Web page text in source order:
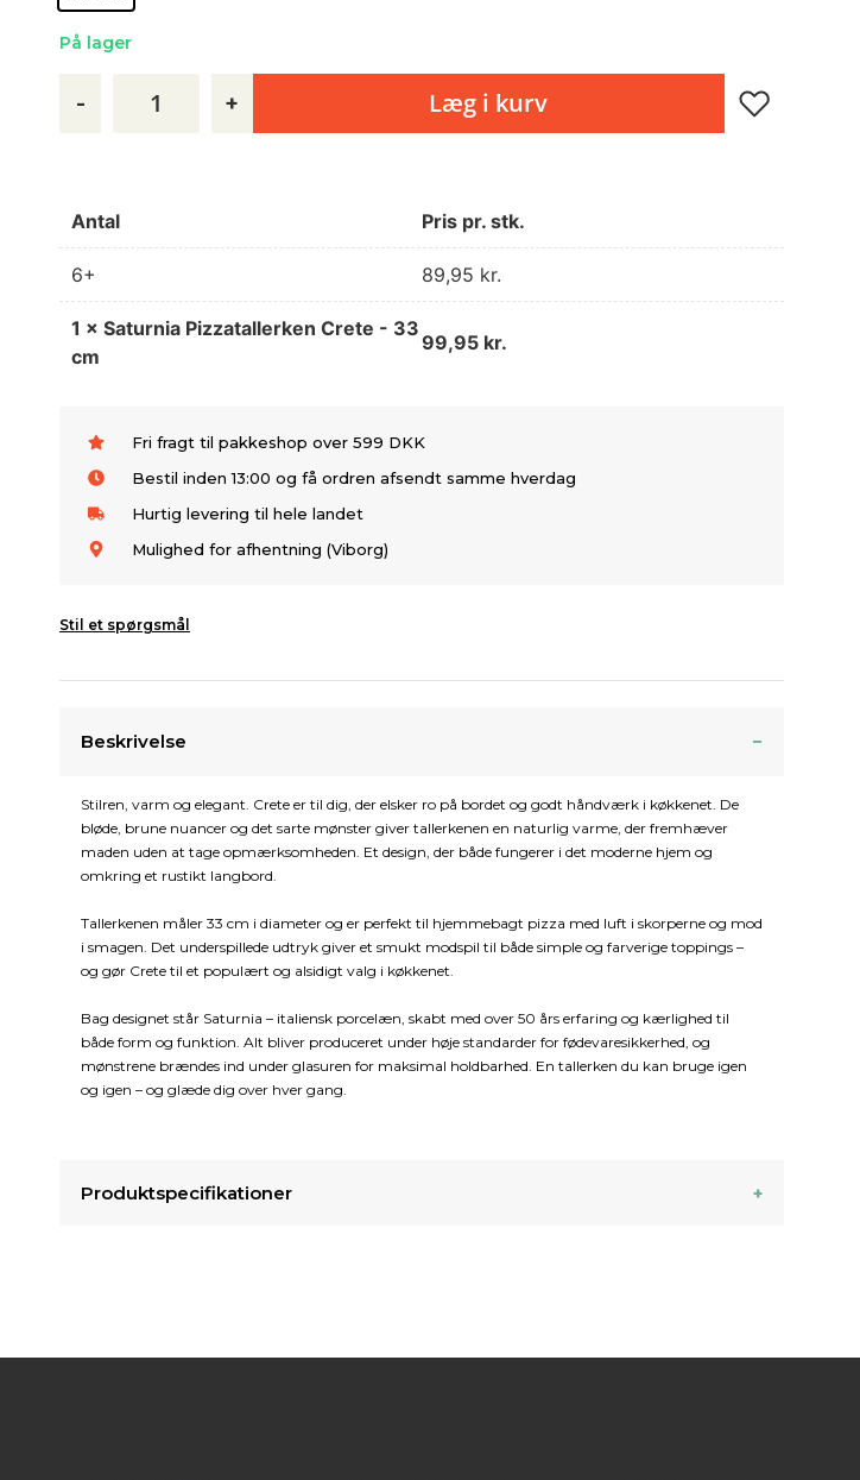
På lager
- + Læg i kurv
Antal Pris pr. stk.
6+ 89,95 kr.
1 × Saturnia Pizzatallerken Crete - 33
cm
99,95 kr.
Fri fragt til pakkeshop over 599 DKK
Bestil inden 13:00 og få ordren afsendt samme hverdag
Hurtig levering til hele landet
Mulighed for afhentning (Viborg)
Stil et spørgsmål
Beskrivelse
Stilren, varm og elegant. Crete er til dig, der elsker ro på bordet og godt håndværk i køkkenet. De
bløde, brune nuancer og det sarte mønster giver tallerkenen en naturlig varme, der fremhæver
maden uden at tage opmærksomheden. Et design, der både fungerer i det moderne hjem og
omkring et rustikt langbord.
Tallerkenen måler 33 cm i diameter og er perfekt til hjemmebagt pizza med luft i skorperne og mod
i smagen. Det underspillede udtryk giver et smukt modspil til både simple og farverige toppings –
og gør Crete til et populært og alsidigt valg i køkkenet.
Bag designet står Saturnia – italiensk porcelæn, skabt med over 50 års erfaring og kærlighed til
både form og funktion. Alt bliver produceret under høje standarder for fødevaresikkerhed, og
mønstrene brændes ind under glasuren for maksimal holdbarhed. En tallerken du kan bruge igen
og igen – og glæde dig over hver gang.
Produktspecifikationer